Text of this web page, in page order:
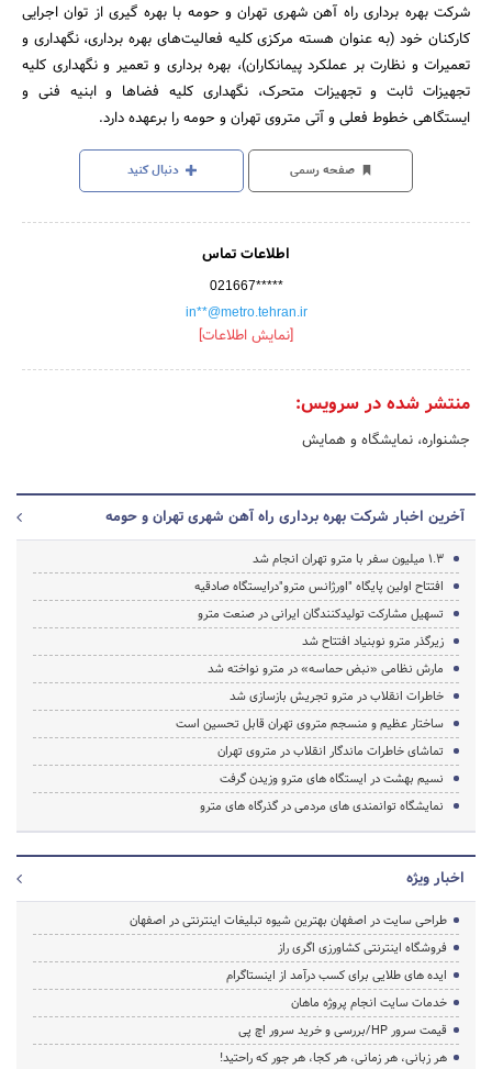
شرکت بهره برداری راه آهن شهری تهران و حومه با بهره گیری از توان اجرایی
کارکنان خود (به عنوان هسته مرکزی کلیه فعالیت‌های بهره برداری، نگهداری و
تعمیرات و نظارت بر عملکرد پیمانکاران)، بهره برداری و تعمیر و نگهداری کلیه
تجهیزات ثابت و تجهیزات متحرک، نگهداری کلیه فضا‌ها و ابنیه فنی و
ایستگاهی خطوط فعلی و آتی متروی تهران و حومه را برعهده دارد.
صفحه رسمی دنبال کنید
اطلاعات تماس
021667*****
in**@metro.tehran.ir
[نمایش اطلاعات]
منتشر شده در سرویس:
جشنواره، نمایشگاه و همایش
آخرین اخبار شرکت بهره برداری راه آهن شهری تهران و حومه
1.3 میلیون سفر با مترو تهران انجام شد
افتتاح اولین پایگاه "اورژانس مترو"درایستگاه صادقیه
تسهیل مشارکت تولیدکنندگان ایرانی در صنعت مترو
زیرگذر مترو نوبنیاد افتتاح شد
مارش نظامی «نبض حماسه» در مترو نواخته شد
خاطرات انقلاب در مترو تجریش بازسازی شد
ساختار عظیم و منسجم متروی تهران قابل تحسین است
تماشای خاطرات ماندگار انقلاب در متروی تهران
نسیم بهشت در ایستگاه های مترو وزیدن گرفت
نمایشگاه توانمندی های مردمی در گذرگاه های مترو
اخبار ویژه
طراحی سایت در اصفهان بهترین شیوه تبلیغات اینترنتی در اصفهان
فروشگاه اینترنتی کشاورزی اگری راز
ایده های طلایی برای کسب درآمد از اینستاگرام
خدمات سایت انجام پروژه ماهان
قیمت سرور HP/بررسی و خرید سرور اچ پی
هر زبانی، هر زمانی، هر کجا، هر جور که راحتید!